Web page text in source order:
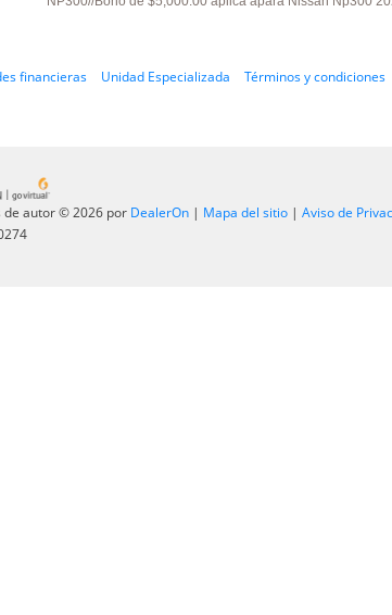
financieras Unidad Especializada Términos y condiciones
de autor © 2026 por DealerOn | Mapa del sitio | Aviso de